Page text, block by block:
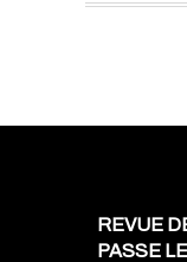
REVUE
PASSE